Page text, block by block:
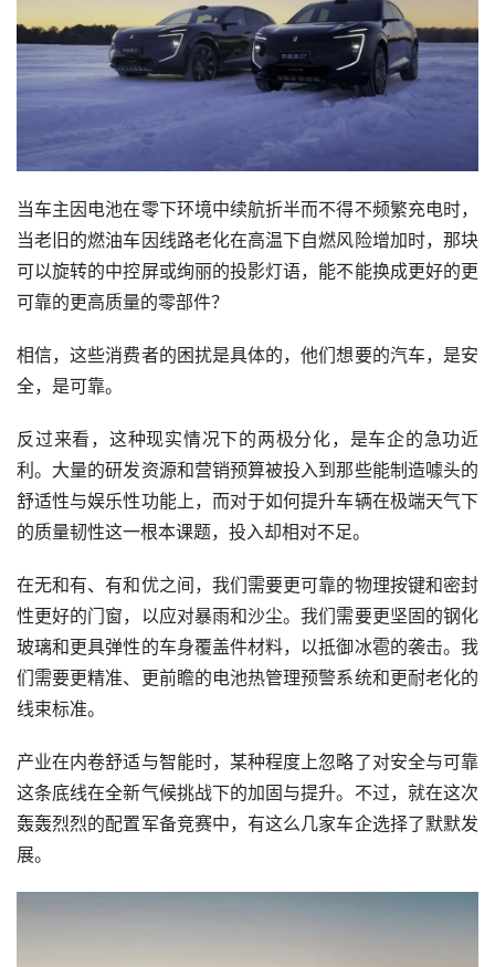
当车主因电池在零下环境中续航折半而不得不频繁充电时，
当老旧的燃油车因线路老化在高温下自燃风险增加时，那块
可以旋转的中控屏或绚丽的投影灯语，能不能换成更好的更
可靠的更高质量的零部件？
相信，这些消费者的困扰是具体的，他们想要的汽车，是安
全，是可靠。
反过来看，这种现实情况下的两极分化，是车企的急功近
利。大量的研发资源和营销预算被投入到那些能制造噱头的
舒适性与娱乐性功能上，而对于如何提升车辆在极端天气下
的质量韧性这一根本课题，投入却相对不足。
在无和有、有和优之间，我们需要更可靠的物理按键和密封
性更好的门窗，以应对暴雨和沙尘。我们需要更坚固的钢化
玻璃和更具弹性的车身覆盖件材料，以抵御冰雹的袭击。我
们需要更精准、更前瞻的电池热管理预警系统和更耐老化的
线束标准。
产业在内卷舒适与智能时，某种程度上忽略了对安全与可靠
这条底线在全新气候挑战下的加固与提升。不过，就在这次
轰轰烈烈的配置军备竞赛中，有这么几家车企选择了默默发
展。